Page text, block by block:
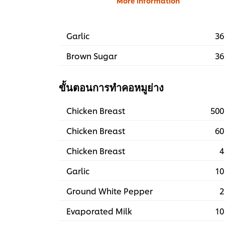
Garlic
Brown Sugar
ขั้นตอนการทำคอหมูย่าง
Chicken Breast
Chicken Breast
Chicken Breast
Garlic
Ground White Pepper
Evaporated Milk